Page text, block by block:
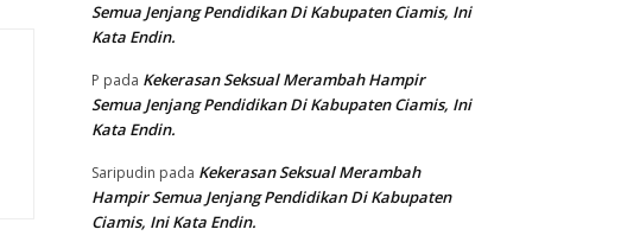
Semua Jenjang Pendidikan Di Kabupaten Ciamis, Ini
Kata Endin.
P pada Kekerasan Seksual Merambah Hampir
Semua Jenjang Pendidikan Di Kabupaten Ciamis, Ini
Kata Endin.
Saripudin pada Kekerasan Seksual Merambah
Hampir Semua Jenjang Pendidikan Di Kabupaten
Ciamis, Ini Kata Endin.